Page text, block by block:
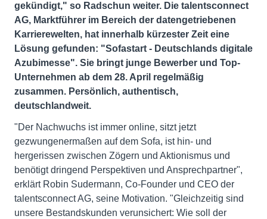
gekündigt," so Radschun weiter. Die talentsconnect
AG, Marktführer im Bereich der datengetriebenen
Karrierewelten, hat innerhalb kürzester Zeit eine
Lösung gefunden: "Sofastart - Deutschlands digitale
Azubimesse". Sie bringt junge Bewerber und Top-
Unternehmen ab dem 28. April regelmäßig
zusammen. Persönlich, authentisch,
deutschlandweit.
"Der Nachwuchs ist immer online, sitzt jetzt
gezwungenermaßen auf dem Sofa, ist hin- und
hergerissen zwischen Zögern und Aktionismus und
benötigt dringend Perspektiven und Ansprechpartner",
erklärt Robin Sudermann, Co-Founder und CEO der
talentsconnect AG, seine Motivation. "Gleichzeitig sind
unsere Bestandskunden verunsichert: Wie soll der